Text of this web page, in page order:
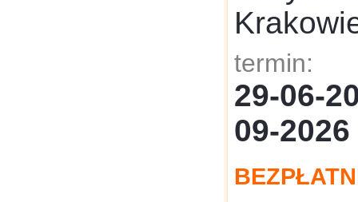
termin:
29-06-
09-2026